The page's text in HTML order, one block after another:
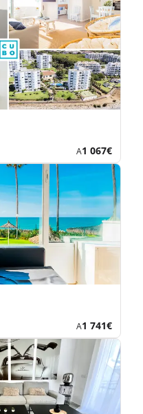
AÚj
ár
1 067€
AÚj
ár
1 741€